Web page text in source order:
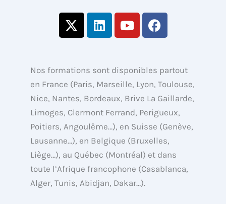
X
-
i
t
t
e
r
L
i
e
d
i
n
Y
o
u
b
e
F
a
b
o
o
k
Nos formations sont disponibles partout
en France (Paris, Marseille, Lyon, Toulouse,
Nice, Nantes, Bordeaux, Brive La Gaillarde,
Limoges, Clermont Ferrand, Perigueux,
Poitiers, Angoulême…), en Suisse (Genève,
Lausanne…), en Belgique (Bruxelles,
Liège…), au Québec (Montréal) et dans
toute l’Afrique francophone (Casablanca,
Alger, Tunis, Abidjan, Dakar…).